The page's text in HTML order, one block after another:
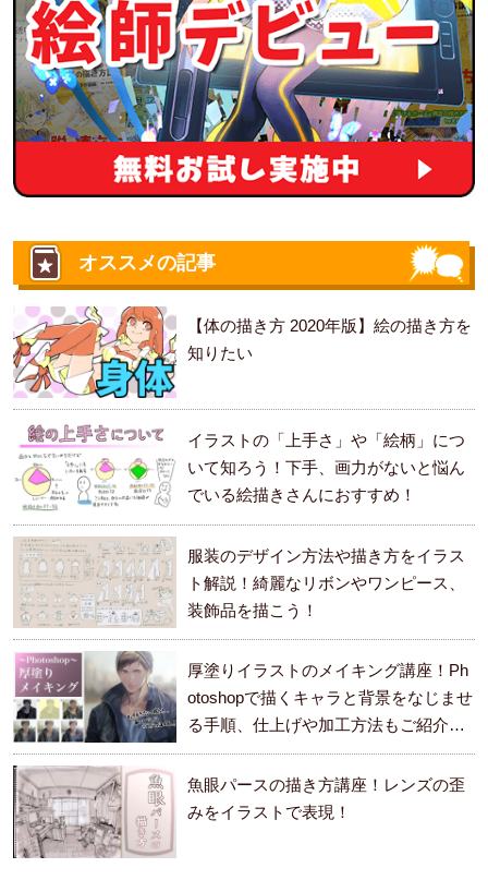
オススメの記事
【体の描き方 2020年版】絵の描き方を
知りたい
イラストの「上手さ」や「絵柄」につ
いて知ろう！下手、画力がないと悩ん
でいる絵描きさんにおすすめ！
服装のデザイン方法や描き方をイラス
ト解説！綺麗なリボンやワンピース、
装飾品を描こう！
厚塗りイラストのメイキング講座！Ph
otoshopで描くキャラと背景をなじませ
る手順、仕上げや加工方法もご紹介し
ます。
魚眼パースの描き方講座！レンズの歪
みをイラストで表現！